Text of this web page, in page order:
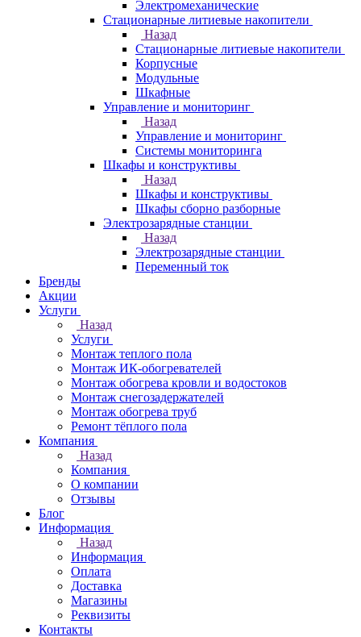
Электромеханические
Стационарные литиевые накопители
Назад
Стационарные литиевые накопители
Корпусные
Модульные
Шкафные
Управление и мониторинг
Назад
Управление и мониторинг
Системы мониторинга
Шкафы и конструктивы
Назад
Шкафы и конструктивы
Шкафы сборно разборные
Электрозарядные станции
Назад
Электрозарядные станции
Переменный ток
Бренды
Акции
Услуги
Назад
Услуги
Монтаж теплого пола
Монтаж ИК-обогревателей
Монтаж обогрева кровли и водостоков
Монтаж снегозадержателей
Монтаж обогрева труб
Ремонт тёплого пола
Компания
Назад
Компания
О компании
Отзывы
Блог
Информация
Назад
Информация
Оплата
Доставка
Магазины
Реквизиты
Контакты